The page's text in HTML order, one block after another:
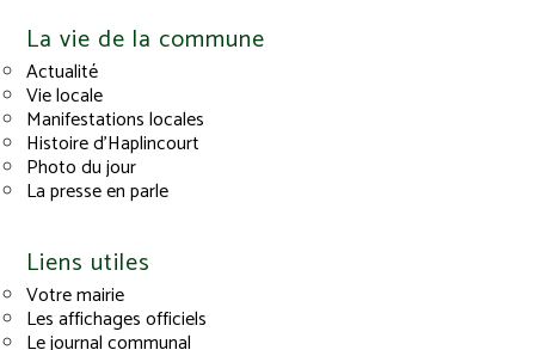
La vie de la commune
Actualité
Vie locale
Manifestations locales
Histoire d’Haplincourt
Photo du jour
La presse en parle
Liens utiles
Votre mairie
Les affichages officiels